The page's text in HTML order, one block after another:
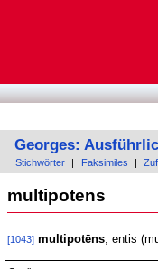
Georges:
Stichwörter Faksimiles
multipotens
[1043] multipotēns, entis